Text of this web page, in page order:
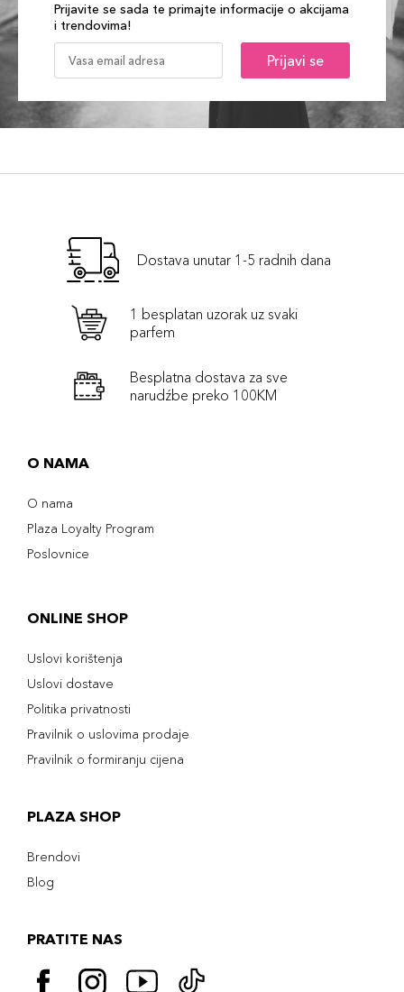
Prijavite se sada te primajte informacije o akcijama
i trendovima!
Prijavi se
Dostava unutar 1-5 radnih dana
1 besplatan uzorak uz svaki
parfem
Besplatna dostava za sve
narudźbe preko 100KM
O NAMA
O nama
Plaza Loyalty Program
Poslovnice
ONLINE SHOP
Uslovi korištenja
Uslovi dostave
Politika privatnosti
Pravilnik o uslovima prodaje
Pravilnik o formiranju cijena
PLAZA SHOP
Brendovi
Blog
PRATITE NAS